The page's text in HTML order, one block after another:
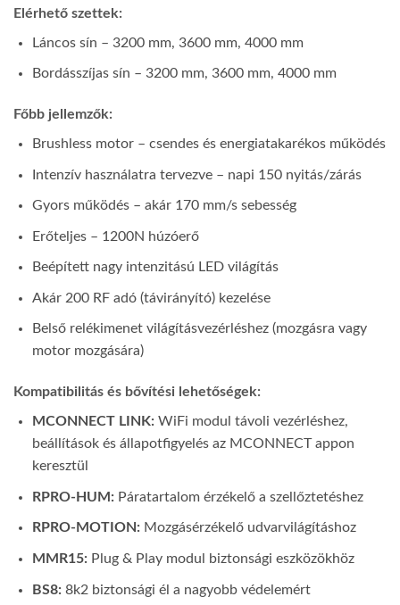
Elérhető szettek:
Láncos sín – 3200 mm, 3600 mm, 4000 mm
Bordásszíjas sín – 3200 mm, 3600 mm, 4000 mm
Főbb jellemzők:
Brushless motor – csendes és energiatakarékos működés
Intenzív használatra tervezve – napi 150 nyitás/zárás
Gyors működés – akár 170 mm/s sebesség
Erőteljes – 1200N húzóerő
Beépített nagy intenzitású LED világítás
Akár 200 RF adó (távirányító) kezelése
Belső relékimenet világításvezérléshez (mozgásra vagy
motor mozgására)
Kompatibilitás és bővítési lehetőségek:
MCONNECT LINK:WiFi modul távoli vezérléshez,
beállítások és állapotfigyelés az MCONNECT appon
keresztül
RPRO-HUM:Páratartalom érzékelő a szellőztetéshez
RPRO-MOTION:Mozgásérzékelő udvarvilágításhoz
MMR15:Plug & Play modul biztonsági eszközökhöz
BS8:8k2 biztonsági él a nagyobb védelemért